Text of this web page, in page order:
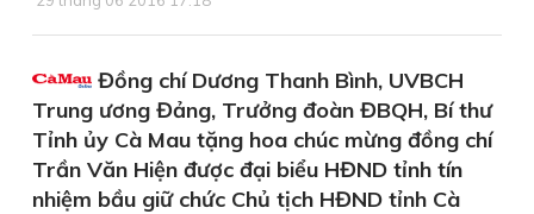
Đồng chí Dương Thanh Bình, UVBCH
Trung ương Đảng, Trưởng đoàn ĐBQH, Bí thư
Tỉnh ủy Cà Mau tặng hoa chúc mừng đồng chí
Trần Văn Hiện được đại biểu HĐND tỉnh tín
nhiệm bầu giữ chức Chủ tịch HĐND tỉnh Cà